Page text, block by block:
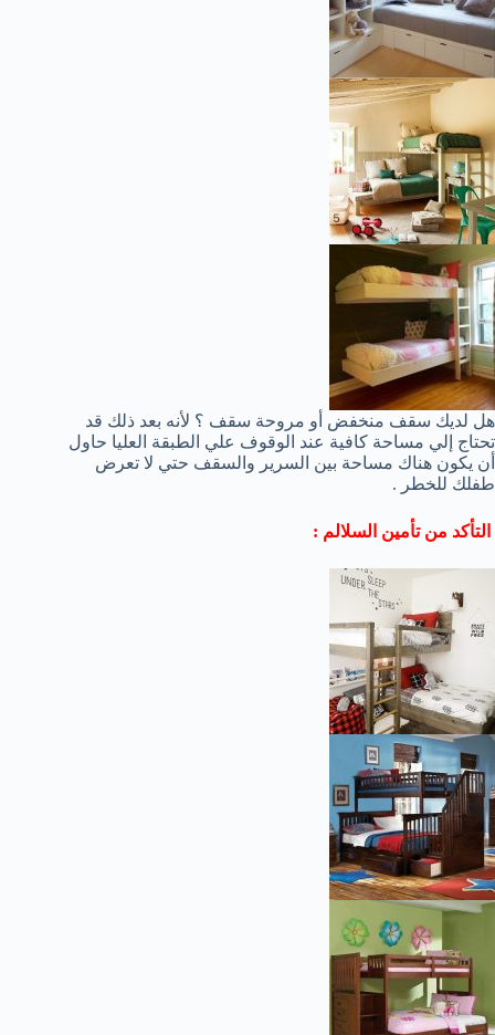
هل لديك سقف منخفض أو مروحة سقف ؟ لأنه بعد ذلك قد
تحتاج إلي مساحة كافية عند الوقوف علي الطبقة العليا حاول
أن يكون هناك مساحة بين السرير والسقف حتي لا تعرض
طفلك للخطر .
التأكد من تأمين السلالم :